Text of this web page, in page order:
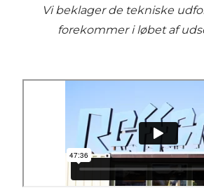
Vi beklager de tekniske
forekommer i løbet af